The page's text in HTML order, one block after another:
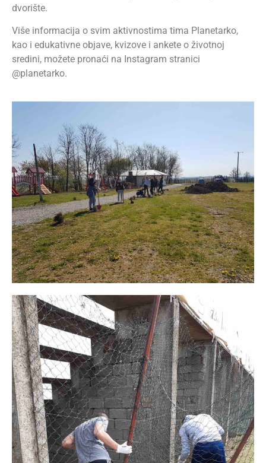
dvorište.
Više informacija o svim aktivnostima tima Planetarko,
kao i edukativne objave, kvizove i ankete o životnoj
sredini, možete pronaći na Instagram stranici
@planetarko.